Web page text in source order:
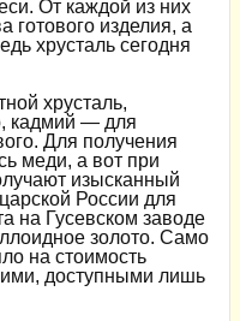
От каждой из них
готового изделия, а
хрусталь сегодня
хрусталь,
кадмий — для
Для получения
меди, а вот при
изысканный
России для
на Гусевском заводе
золото. Само
на стоимость
доступными лишь